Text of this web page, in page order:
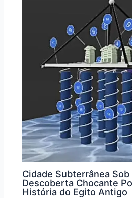
Cidade Subterrânea
Descoberta Chocante
História do Egito Antigo